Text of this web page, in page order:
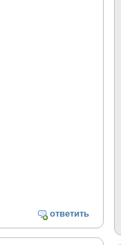
ответить